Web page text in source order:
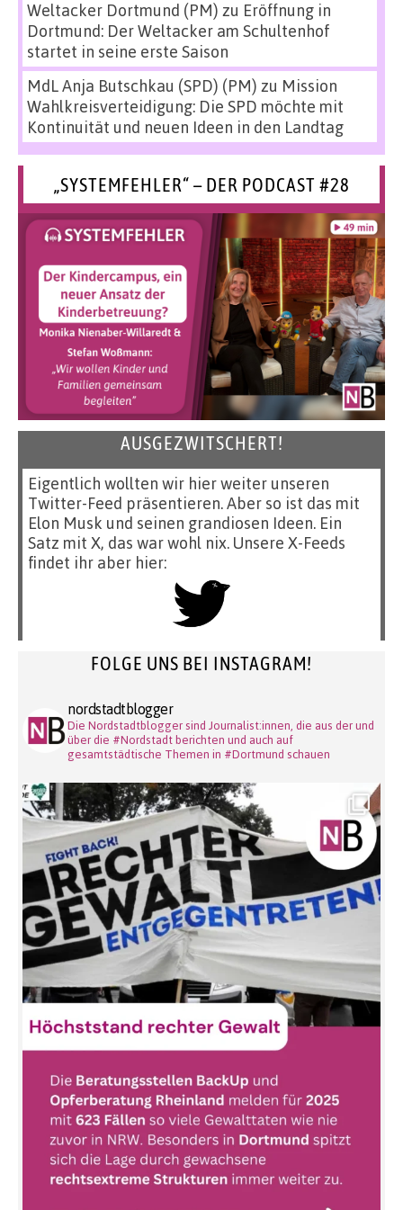
Weltacker Dortmund (PM) zu Eröffnung in
Dortmund: Der Weltacker am Schultenhof
startet in seine erste Saison
MdL Anja Butschkau (SPD) (PM) zu Mission
Wahlkreisverteidigung: Die SPD möchte mit
Kontinuität und neuen Ideen in den Landtag
„SYSTEMFEHLER“ – DER PODCAST #28
AUSGEZWITSCHERT!
Eigentlich wollten wir hier weiter unseren
Twitter-Feed präsentieren. Aber so ist das mit
Elon Musk und seinen grandiosen Ideen. Ein
Satz mit X, das war wohl nix. Unsere X-Feeds
findet ihr aber hier:
FOLGE UNS BEI INSTAGRAM!
nordstadtblogger
Die Nordstadtblogger sind Journalist:innen, die aus der und
über die #Nordstadt berichten und auch auf
gesamtstädtische Themen in #Dortmund schauen